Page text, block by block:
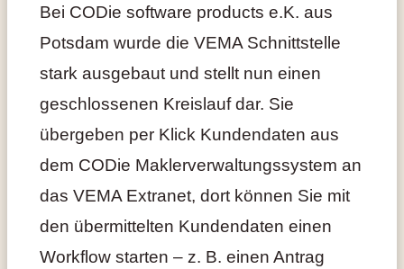
Bei CODie software products e.K. aus
Potsdam wurde die VEMA Schnittstelle
stark ausgebaut und stellt nun einen
geschlossenen Kreislauf dar. Sie
übergeben per Klick Kundendaten aus
dem CODie Maklerverwaltungssystem an
das VEMA Extranet, dort können Sie mit
den übermittelten Kundendaten einen
Workflow starten – z. B. einen Antrag